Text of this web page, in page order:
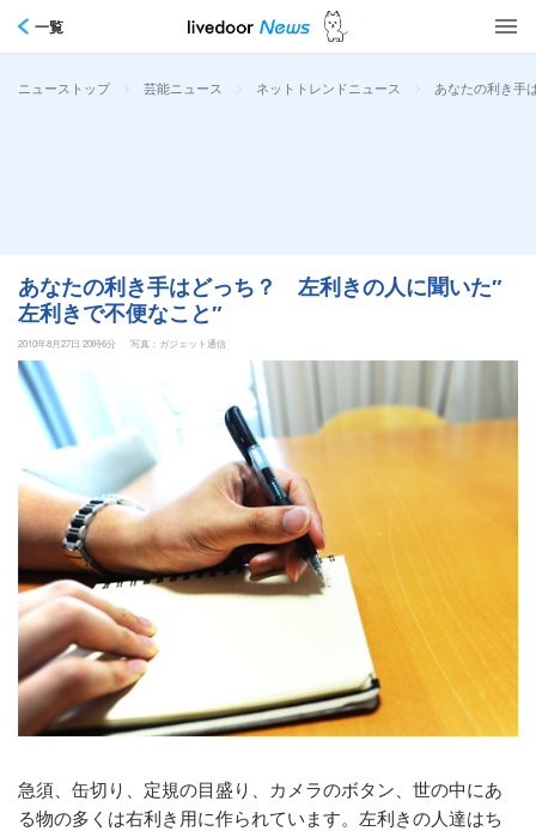
一覧
ニューストップ > 芸能ニュース > ネットトレンドニュース > あなたの利き手
あなたの利き手はどっち？ 左利きの人に聞いた″
左利きで不便なこと″
2010年8月27日 20時6分 写真：ガジェット通信
急須、缶切り、定規の目盛り、カメラのボタン、世の中にあ
る物の多くは右利き用に作られています。左利きの人達はち